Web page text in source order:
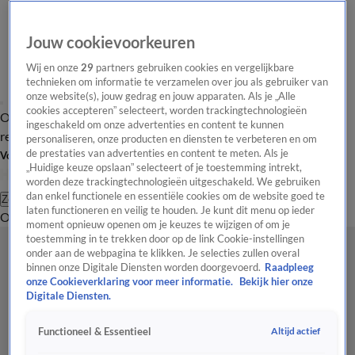
Overzicht Laatste nieuws Regionieuws Het beste van Hart
Tip de
redactie
Volg Hart van Nederland
Zoeken
OverzichtRegioUitzendingenWeerTip de redactiePanelVideo's
Jouw cookievoorkeuren
Wij en onze29 partners gebruiken cookies en vergelijkbare
technieken om informatie te verzamelen over jou als gebruiker van
onze website(s), jouw gedrag en jouw apparaten. Als je „Alle
cookies accepteren” selecteert, worden trackingtechnologieën
ingeschakeld om onze advertenties en content te kunnen
personaliseren, onze producten en diensten te verbeteren en om
de prestaties van advertenties en content te meten. Als je
„Huidige keuze opslaan” selecteert of je toestemming intrekt,
worden deze trackingtechnologieën uitgeschakeld. We gebruiken
dan enkel functionele en essentiële cookies om de website goed te
laten functioneren en veilig te houden. Je kunt dit menu op ieder
moment opnieuw openen om je keuzes te wijzigen of om je
toestemming in te trekken door op de link Cookie-instellingen
onder aan de webpagina te klikken. Je selecties zullen overal
binnen onze Digitale Diensten worden doorgevoerd. Raadpleeg
onze Cookieverklaring voor meer informatie.
Bekijk hier onze
Digitale Diensten.
Functioneel & Essentieel Altijd actief